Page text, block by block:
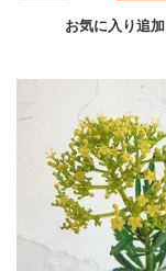
お気に入り追加